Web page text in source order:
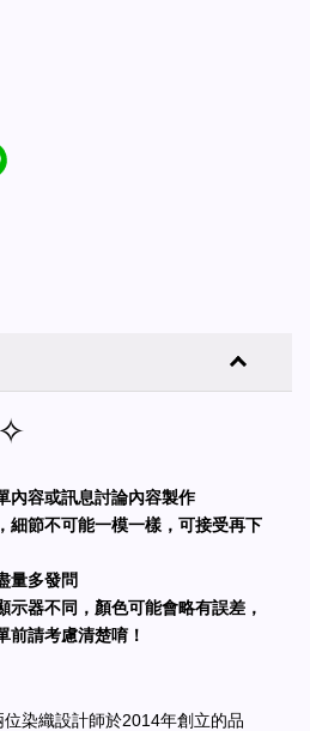
容或訊息討論內容製作
節不可能一模一樣，可接受再下
量多發問
器不同，顏色可能會略有誤差，
前請考慮清楚唷！
染織設計師於2014年創立的品